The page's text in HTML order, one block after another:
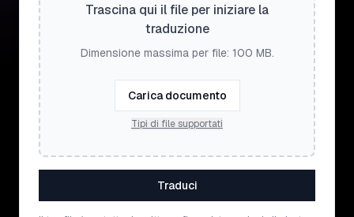
Trascina qui il file per iniziare la
traduzione
Dimensione massima per file: 100 MB.
Carica documento
Tipi di file supportati
Traduci